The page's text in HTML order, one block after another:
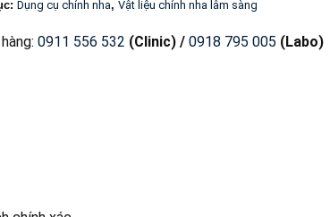
Dụng cụ chỉnh nha, Vật liệu chỉnh nha lâm sàng
: 0911 556 532 (Clinic) /0918 795 005 (Labo)